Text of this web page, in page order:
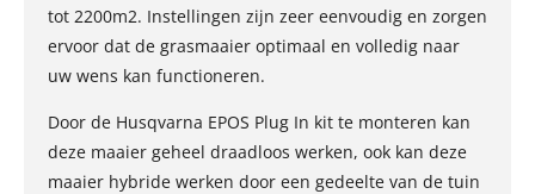
tot 2200m2. Instellingen zijn zeer eenvoudig en zorgen
ervoor dat de grasmaaier optimaal en volledig naar
uw wens kan functioneren.
Door de Husqvarna EPOS Plug In kit te monteren kan
deze maaier geheel draadloos werken, ook kan deze
maaier hybride werken door een gedeelte van de tuin